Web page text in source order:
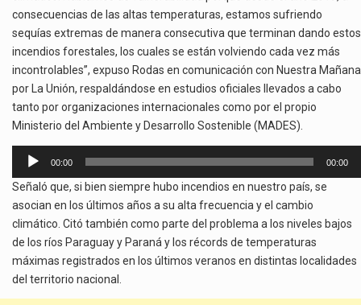
consecuencias de las altas temperaturas, estamos sufriendo
sequías extremas de manera consecutiva que terminan dando estos
incendios forestales, los cuales se están volviendo cada vez más
incontrolables”, expuso Rodas en comunicación con Nuestra Mañana
por La Unión, respaldándose en estudios oficiales llevados a cabo
tanto por organizaciones internacionales como por el propio
Ministerio del Ambiente y Desarrollo Sostenible (MADES).
Reproductor
audio
00:00 00:00
Señaló que, si bien siempre hubo incendios en nuestro país, se
asocian en los últimos años a su alta frecuencia y el cambio
climático. Citó también como parte del problema a los niveles bajos
de los ríos Paraguay y Paraná y los récords de temperaturas
máximas registrados en los últimos veranos en distintas localidades
del territorio nacional.